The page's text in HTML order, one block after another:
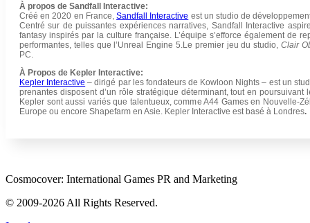
À propos de Sandfall Interactive:
Créé en 2020 en France,Sandfall Interactive est un studio de
Centré sur de puissantes expériences narratives, Sandfall Interactive
fantasy inspirés par la culture française. L’équipe s’efforce également de
performantes, telles que l’Unreal Engine 5.Le premier jeu du studio, Clair
PC.
À Propos de Kepler Interactive:
Kepler Interactive – dirigé par les fondateurs de Kowloon Nights – est un
prenantes disposent d’un rôle stratégique déterminant, tout en
Kepler sont aussi variés que talentueux, comme A44 Games en Nouvelle-
Europe ou encore Shapefarm en Asie. Kepler Interactive est basé à Londres.
Cosmocover: International Games PR and Marketing
© 2009-2026 All Rights Reserved.